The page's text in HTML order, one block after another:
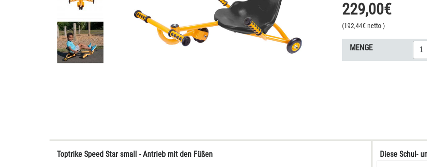
229,00€
(192,44€ netto)
MENGE
Toptrike Speed Star small - Antrieb mit den Füßen Diese Schul-